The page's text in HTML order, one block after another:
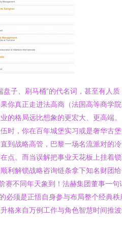
子、刷马桶”的代名词，甚至有人质
你真正走进法高商（法国高等商学
的格局远比想象的更宏大、更高端
时，你在百年城堡实习或是奢华古
到战略高管，巴黎一场名流派对的
点。而当误解把事业天花板上挂着
利解锁战略咨询链条拿下知名财团
赛不同年天象到！法赫集团董事一句
必须是正悟自身参与布局整个经典秩
格来自万例工作与角色智慧时间推